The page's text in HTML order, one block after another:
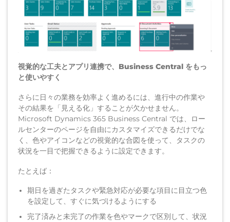
視覚的な工夫とアプリ連携で、Business Central をもっ
と使いやすく
さらに日々の業務を効率よく進めるには、進行中の作業や
その結果を「見える化」することが欠かせません。
Microsoft Dynamics 365 Business Central では、ロー
ルセンターのページを自由にカスタマイズできるだけでな
く、色やアイコンなどの視覚的な合図を使って、タスクの
状況を一目で把握できるように設定できます。
たとえば：
期日を過ぎたタスクや緊急対応が必要な項目に目立つ色
を設定して、すぐに気づけるようにする
完了済みと未完了の作業を色やマークで区別して、状況